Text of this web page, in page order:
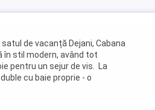
de vacanță Dejani, Cabana
în stil modern, având tot
pentru un sejur de vis. La
cu baie proprie - o